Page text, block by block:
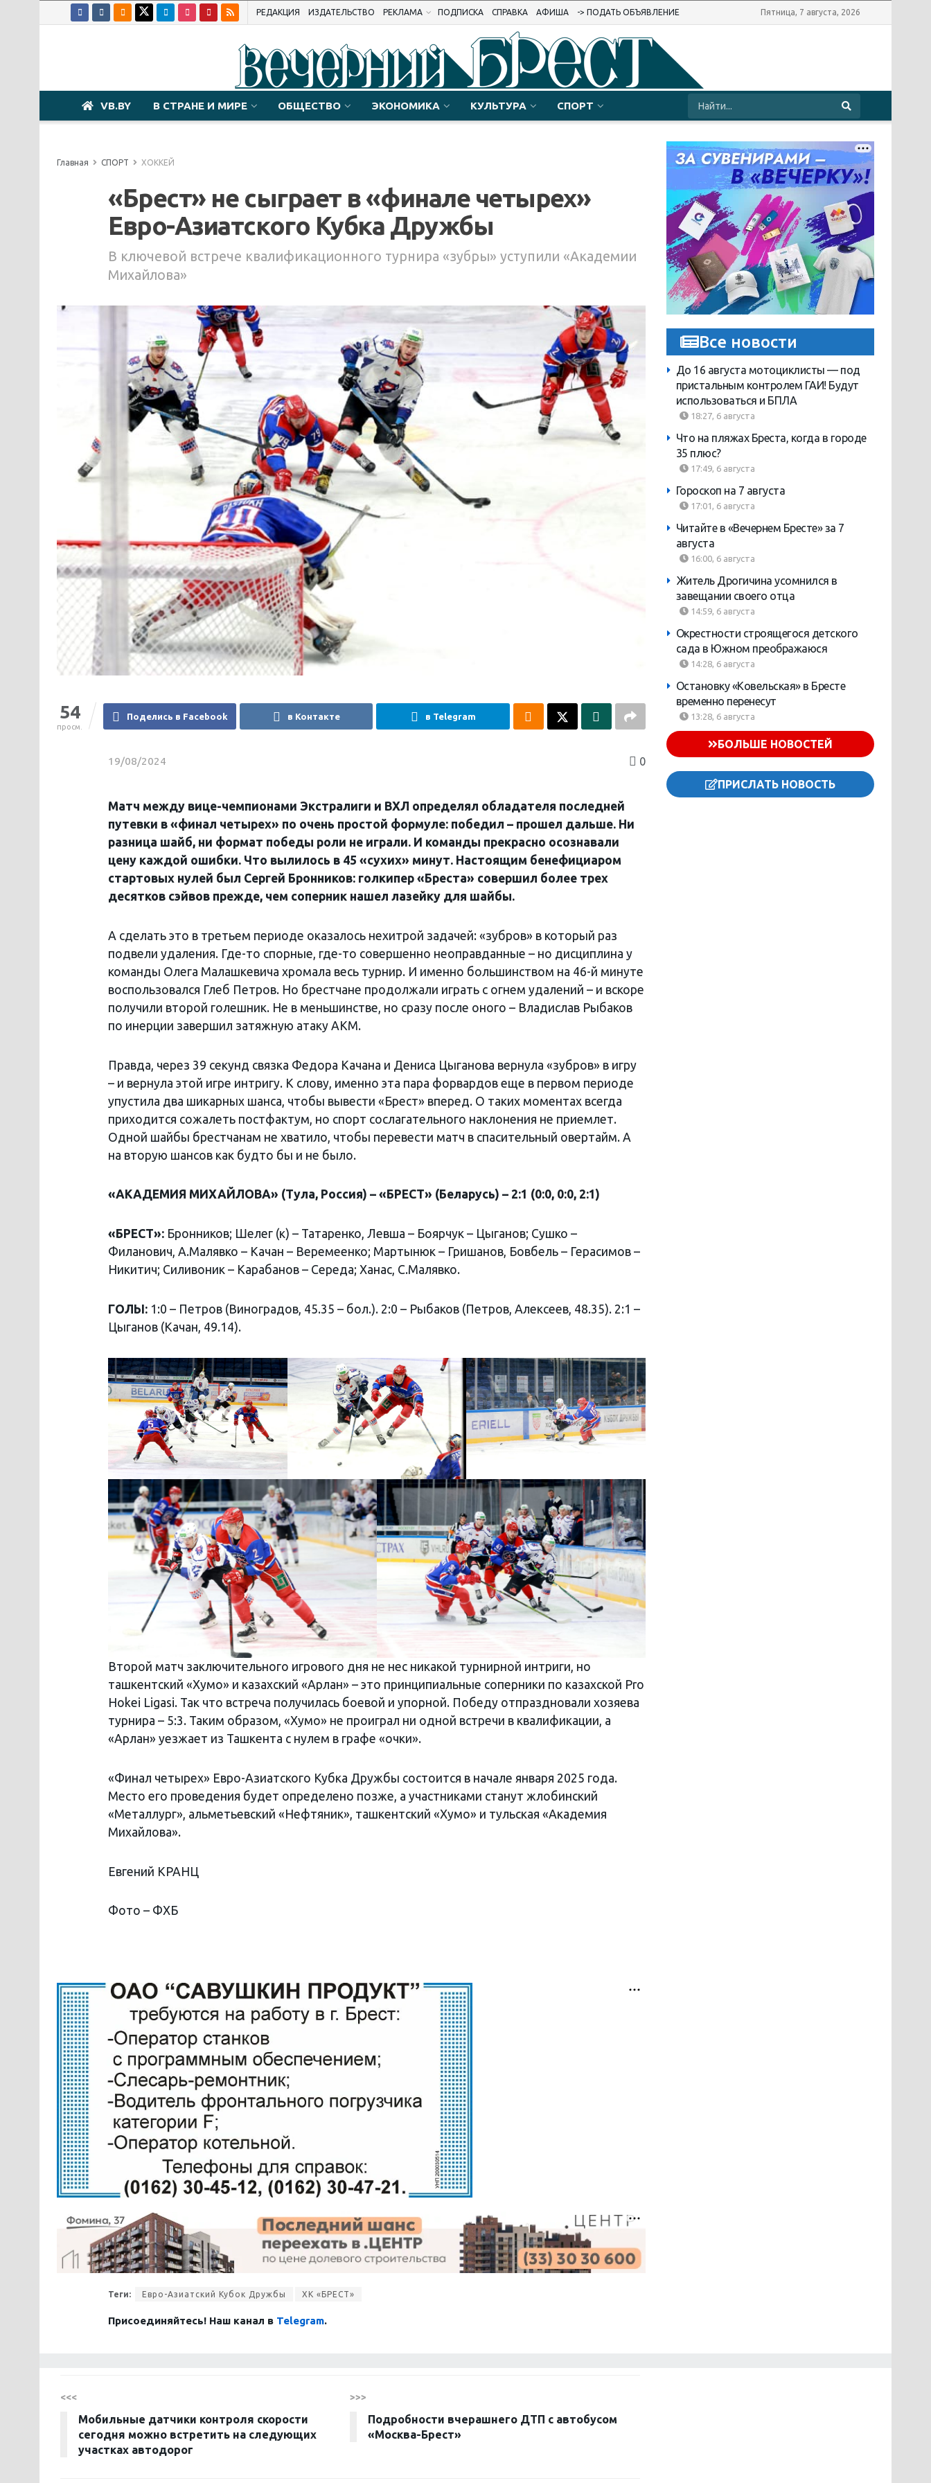
РЕДАКЦИЯ ИЗДАТЕЛЬСТВО РЕКЛАМА ПОДПИСКА СПРАВКА АФИША -> ПОДАТЬ ОБЪЯВЛЕНИЕ Пятница, 7 августа, 2026
VB.BY В СТРАНЕ И МИРЕ ОБЩЕСТВО ЭКОНОМИКА КУЛЬТУРА СПОРТ
Главная СПОРТ ХОККЕЙ
«Брест» не сыграет в «финале четырех»
Евро-Азиатского Кубка Дружбы
В ключевой встрече квалификационного турнира «зубры» уступили «Академии
Михайлова»
54
просм.
Поделись в Facebook в Контакте в Telegram
19/08/2024 0
Матч между вице-чемпионами Экстралиги и ВХЛ определял обладателя последней
путевки в «финал четырех» по очень простой формуле: победил – прошел дальше. Ни
разница шайб, ни формат победы роли не играли. И команды прекрасно осознавали
цену каждой ошибки. Что вылилось в 45 «сухих» минут. Настоящим бенефициаром
стартовых нулей был Сергей Бронников: голкипер «Бреста» совершил более трех
десятков сэйвов прежде, чем соперник нашел лазейку для шайбы.
А сделать это в третьем периоде оказалось нехитрой задачей: «зубров» в который раз
подвели удаления. Где-то спорные, где-то совершенно неоправданные – но дисциплина у
команды Олега Малашкевича хромала весь турнир. И именно большинством на 46-й минуте
воспользовался Глеб Петров. Но брестчане продолжали играть с огнем удалений – и вскоре
получили второй голешник. Не в меньшинстве, но сразу после оного – Владислав Рыбаков
по инерции завершил затяжную атаку АКМ.
Правда, через 39 секунд связка Федора Качана и Дениса Цыганова вернула «зубров» в игру
– и вернула этой игре интригу. К слову, именно эта пара форвардов еще в первом периоде
упустила два шикарных шанса, чтобы вывести «Брест» вперед. О таких моментах всегда
приходится сожалеть постфактум, но спорт сослагательного наклонения не приемлет.
Одной шайбы брестчанам не хватило, чтобы перевести матч в спасительный овертайм. А
на вторую шансов как будто бы и не было.
«АКАДЕМИЯ МИХАЙЛОВА» (Тула, Россия) – «БРЕСТ» (Беларусь) – 2:1 (0:0, 0:0, 2:1)
«БРЕСТ»: Бронников; Шелег (к) – Татаренко, Левша – Боярчук – Цыганов; Сушко –
Филанович, А.Малявко – Качан – Веремеенко; Мартынюк – Гришанов, Бовбель – Герасимов –
Никитич; Силивоник – Карабанов – Середа; Ханас, С.Малявко.
ГОЛЫ: 1:0 – Петров (Виноградов, 45.35 – бол.). 2:0 – Рыбаков (Петров, Алексеев, 48.35). 2:1 –
Цыганов (Качан, 49.14).
Второй матч заключительного игрового дня не нес никакой турнирной интриги, но
ташкентский «Хумо» и казахский «Арлан» – это принципиальные соперники по казахской Pro
Hokei Ligasi. Так что встреча получилась боевой и упорной. Победу отпраздновали хозяева
турнира – 5:3. Таким образом, «Хумо» не проиграл ни одной встречи в квалификации, а
«Арлан» уезжает из Ташкента с нулем в графе «очки».
«Финал четырех» Евро-Азиатского Кубка Дружбы состоится в начале января 2025 года.
Место его проведения будет определено позже, а участниками станут жлобинский
«Металлург», альметьевский «Нефтяник», ташкентский «Хумо» и тульская «Академия
Михайлова».
Евгений КРАНЦ
Фото – ФХБ
Теги: Евро-Азиатский Кубок Дружбы ХК «БРЕСТ»
Присоединяйтесь! Наш канал в Telegram.
Все новости
До 16 августа мотоциклисты — под
пристальным контролем ГАИ! Будут
использоваться и БПЛА
18:27, 6 августа
Что на пляжах Бреста, когда в городе
35 плюс?
17:49, 6 августа
Гороскоп на 7 августа
17:01, 6 августа
Читайте в «Вечернем Бресте» за 7
августа
16:00, 6 августа
Житель Дрогичина усомнился в
завещании своего отца
14:59, 6 августа
Окрестности строящегося детского
сада в Южном преображаюся
14:28, 6 августа
Остановку «Ковельская» в Бресте
временно перенесут
13:28, 6 августа
БОЛЬШЕ НОВОСТЕЙ
ПРИСЛАТЬ НОВОСТЬ
<<<
Мобильные датчики контроля скорости
сегодня можно встретить на следующих
участках автодорог
>>>
Подробности вчерашнего ДТП с автобусом
«Москва-Брест»